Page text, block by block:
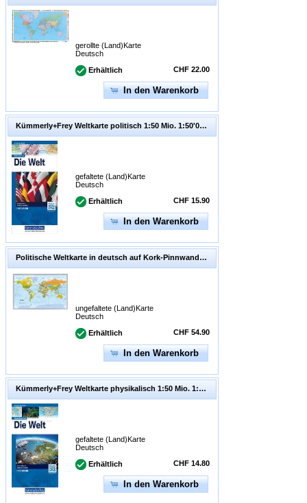
gerollte (Land)Karte
Deutsch
Erhältlich CHF 22.00
In den Warenkorb
Kümmerly+Frey Weltkarte politisch 1:50 Mio. 1:50'000'000
gefaltete (Land)Karte
Deutsch
Erhältlich CHF 15.90
In den Warenkorb
Politische Weltkarte in deutsch auf Kork-Pinnwand 90x60cm. 1:45'350'000
ungefaltete (Land)Karte
Deutsch
Erhältlich CHF 54.90
In den Warenkorb
Kümmerly+Frey Weltkarte physikalisch 1:50 Mio. 1:50'000'000
gefaltete (Land)Karte
Deutsch
Erhältlich CHF 14.80
In den Warenkorb